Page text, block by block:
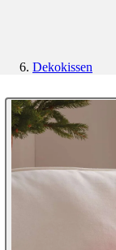
Dekokissen